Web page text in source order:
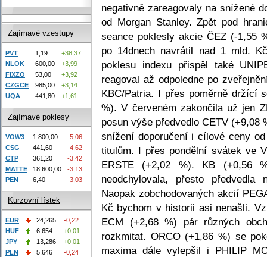
negativně zareagovaly na snížené
od Morgan Stanley. Zpět pod
seance poklesly akcie ČEZ (-1,55
po 14dnech navrátil nad 1 mld.
poklesu indexu přispěl také
reagoval až odpoledne po
KBC/Patria. I přes poměrně držící
%). V červeném zakončila už jen
posun výše předvedlo CETV (+9,08
snížení doporučení i cílové ceny
titulům. I přes pondělní svátek ve
ERSTE (+2,02 %). KB (+0,56
neodchylovala, přesto
Naopak zobchodovaných akcií
Kč bychom v historii asi nenašli.
ECM (+2,68 %) pár různých
rozkmitat. ORCO (+1,86 %) se
maxima dále vylepšil i PHILIP
Zajímavé vzestupy
PVT 1,19
+38,37
NLOK
600,00
+3,99
FIXZO
53,00
+3,92
CZGCE
985,00
+3,14
UQA
441,80 +1,61
Zajímavé poklesy
VOW3 1 800,00
-5,06
CSG
441,60
-4,62
CTP
361,20
-3,42
MATTE
18 600,00
-3,13
PEN
6,40 -3,03
Kurzovní lístek
EUR 24,265
-0,22
HUF
6,654
+0,01
JPY
13,286
+0,01
PLN
5,646
-0,24